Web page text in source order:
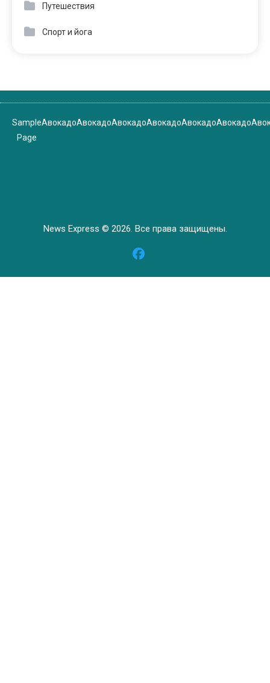
Путешествия
Спорт и йога
Sample
Page
АвокадоАвокадоАвокадоАвокадоАвокадоАвокадо
News Express © 2026. Все права защищены.